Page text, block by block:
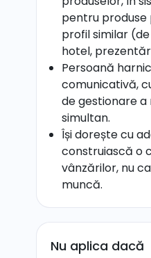
pentru produse
profil similar
hotel,
Persoană
comunicativă,
de gestionare
simultan.
Își dorește cu
construiască o
vânzărilor, nu
muncă.
Nu aplica dacă